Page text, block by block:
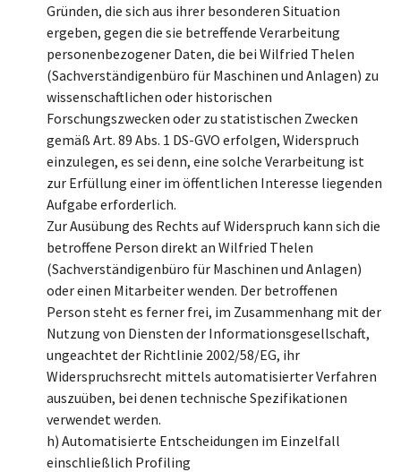
Gründen, die sich aus ihrer besonderen Situation
ergeben, gegen die sie betreffende Verarbeitung
personenbezogener Daten, die bei Wilfried Thelen
(Sachverständigenbüro für Maschinen und Anlagen) zu
wissenschaftlichen oder historischen
Forschungszwecken oder zu statistischen Zwecken
gemäß Art. 89 Abs. 1 DS-GVO erfolgen, Widerspruch
einzulegen, es sei denn, eine solche Verarbeitung ist
zur Erfüllung einer im öffentlichen Interesse liegenden
Aufgabe erforderlich.
Zur Ausübung des Rechts auf Widerspruch kann sich die
betroffene Person direkt an Wilfried Thelen
(Sachverständigenbüro für Maschinen und Anlagen)
oder einen Mitarbeiter wenden. Der betroffenen
Person steht es ferner frei, im Zusammenhang mit der
Nutzung von Diensten der Informationsgesellschaft,
ungeachtet der Richtlinie 2002/58/EG, ihr
Widerspruchsrecht mittels automatisierter Verfahren
auszuüben, bei denen technische Spezifikationen
verwendet werden.
h) Automatisierte Entscheidungen im Einzelfall
einschließlich Profiling